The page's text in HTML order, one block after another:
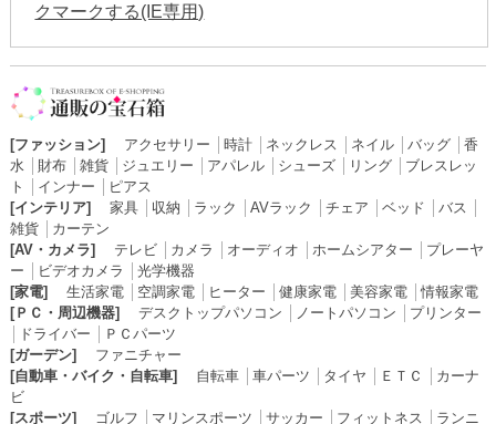
クマークする(IE専用)
[ファッション] アクセサリー 時計│ ネックレス ネイル│ バッグ│ 香
水
財布│ 雑貨│ ジュエリー アパレル│ シューズ│ リング│ ブレスレッ
ト
インナー
ピアス
[インテリア]
家具│ 収納 ラック AVラック チェア ベッド バス
雑貨│ カーテン
[AV・カメラ]
テレビ│ カメラ オーディオ ホームシアター
プレーヤ
ー
ビデオカメラ
光学機器
[家電]
生活家電│ 空調家電│ ヒーター 健康家電│ 美容家電│情報家電
[ＰＣ・周辺機器]
デスクトップパソコン ノートパソコン
プリンター
ドライバー
ＰＣパーツ
[ガーデン]
ファニチャー
[自動車・バイク・自転車]
自転車│ 車パーツ タイヤ ＥＴＣ
カーナ
ビ
[スポーツ]
ゴルフ マリンスポーツ サッカー フィットネス ランニ